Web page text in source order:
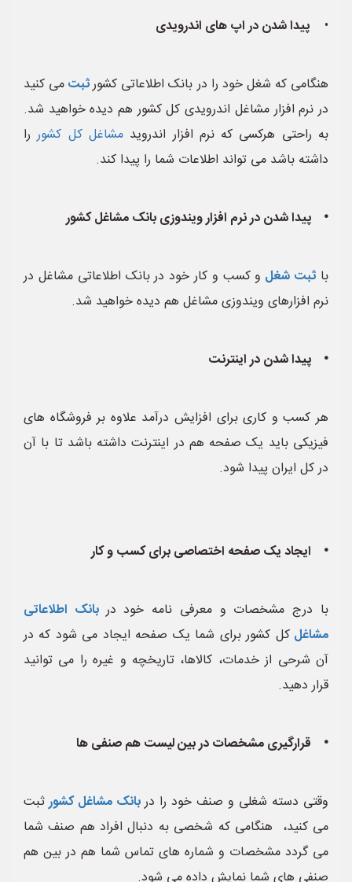
• پیدا شدن در اپ های اندرویدی
هنگامی که شغل خود را در بانک اطلاعاتی کشورثبتمی کنید
در نرم افزار مشاغل اندرویدی کل کشور هم دیده خواهید شد.
به راحتی هرکسی که نرم افزار اندرویدمشاغل کل کشور را
داشته باشد می تواند اطلاعات شما را پیدا کند.
• پیدا شدن در نرم افزار ویندوزی بانک مشاغل کشور
با ثبت شغل و کسب و کار خود در بانک اطلاعاتی مشاغل در
نرم افزارهای ویندوزی مشاغل هم دیده خواهید شد.
• پیدا شدن در اینترنت
هر کسب و کاری برای افزایش درآمد علاوه بر فروشگاه های
فیزیکی باید یک صفحه هم در اینترنت داشته باشد تا با آن
در کل ایران پیدا شود.
• ایجاد یک صفحه اختصاصی برای کسب و کار
با درج مشخصات و معرفی نامه خود دربانک اطلاعاتی
مشاغلکل کشور برای شما یک صفحه ایجاد می شود که در
آن شرحی از خدمات، کالاها، تاریخچه و غیره را می توانید
قرار دهید.
• قرارگیری مشخصات در بین لیست هم صنفی ها
وقتی دسته شغلی و صنف خود را دربانک مشاغل کشورثبت
می کنید، هنگامی که شخصی به دنبال افراد هم صنف شما
می گردد مشخصات و شماره های تماس شما هم در بین هم
صنفی های شما نمایش داده می شود.